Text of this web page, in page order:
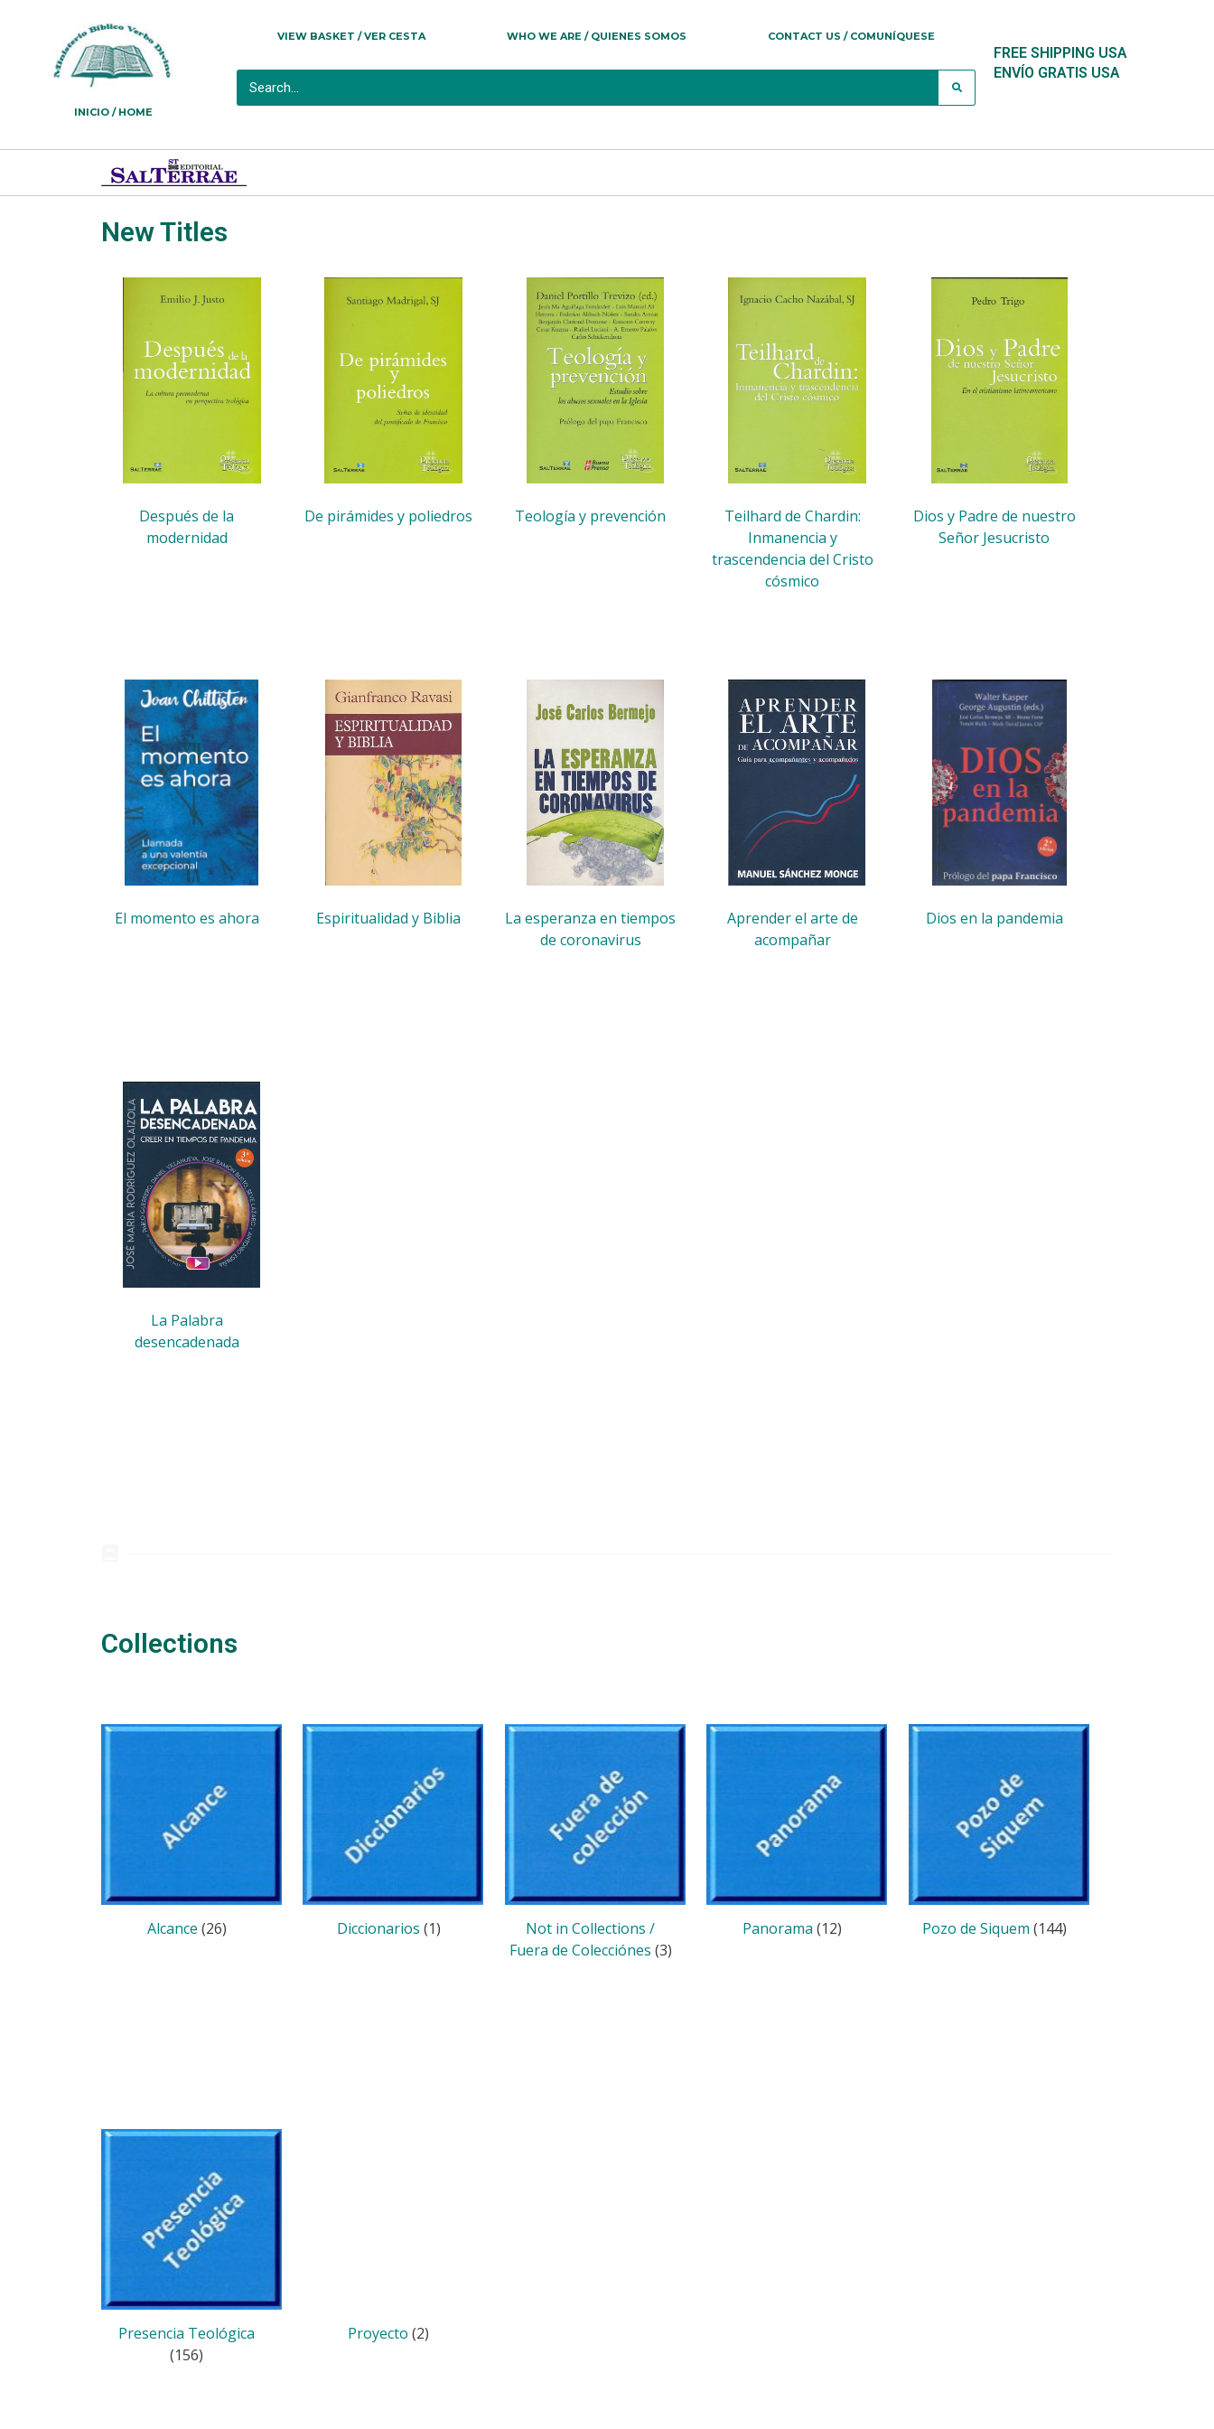
INICIO / HOME
VIEW BASKET / VER CESTA WHO WE ARE / QUIENES SOMOS CONTACT US / COMUNÍQUESE
FREE SHIPPING USA
ENVÍO GRATIS USA
New Titles
Después de la
modernidad
De pirámides y poliedros Teología y prevención
Teilhard de Chardin:
Inmanencia y
trascendencia del Cristo
cósmico
Dios y Padre de nuestro
Señor Jesucristo
El momento es ahora Espiritualidad y Biblia
La esperanza en tiempos
de coronavirus
Aprender el arte de
acompañar
Dios en la pandemia
La Palabra
desencadenada
Collections
Alcance (26) Diccionarios (1)
Not in Collections /
Fuera de Colecciónes (3)
Panorama (12) Pozo de Siquem (144)
Presencia Teológica
(156)
Proyecto (2)